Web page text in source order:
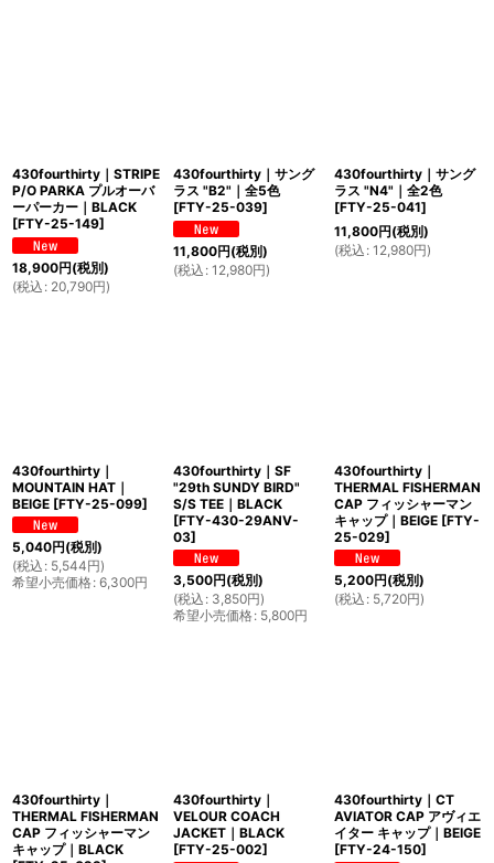
430fourthirty｜STRIPE
P/O PARKA プルオーバ
ーパーカー｜BLACK
[FTY-25-149]
18,900円(税別)
(税込 : 20,790円)
430fourthirty｜サング
ラス "B2"｜全5色
[FTY-25-039]
11,800円(税別)
(税込 : 12,980円)
430fourthirty｜サング
ラス "N4"｜全2色
[FTY-25-041]
11,800円(税別)
(税込 : 12,980円)
430fourthirty｜
MOUNTAIN HAT｜
BEIGE [FTY-25-099]
5,040円(税別)
(税込 : 5,544円)
希望小売価格: 6,300円
430fourthirty｜SF
"29th SUNDY BIRD"
S/S TEE｜BLACK
[FTY-430-29ANV-
03]
3,500円(税別)
(税込 : 3,850円)
希望小売価格: 5,800円
430fourthirty｜
THERMAL FISHERMAN
CAP フィッシャーマン
キャップ｜BEIGE [FTY-
25-029]
5,200円(税別)
(税込 : 5,720円)
430fourthirty｜
THERMAL FISHERMAN
CAP フィッシャーマン
キャップ｜BLACK
430fourthirty｜
VELOUR COACH
JACKET｜BLACK
[FTY-25-002]
430fourthirty｜CT
AVIATOR CAP アヴィエ
イター キャップ｜BEIGE
[FTY-24-150]